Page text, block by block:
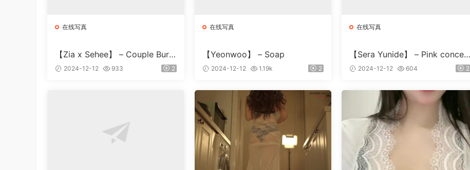
在线写真
【Zia x Sehee】 – Couple Burm
a 2024-12-12 933 2
在线写真
【Yeonwoo】 – Soap
2024-12-12 1.19k 2
在线写真
【Sera Yunide】 – Pink concep
t
2024-12-12 604 2